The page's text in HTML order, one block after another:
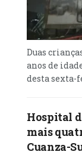
Duas
anos de
desta sexta-
Hospital
mais
Cuanza-